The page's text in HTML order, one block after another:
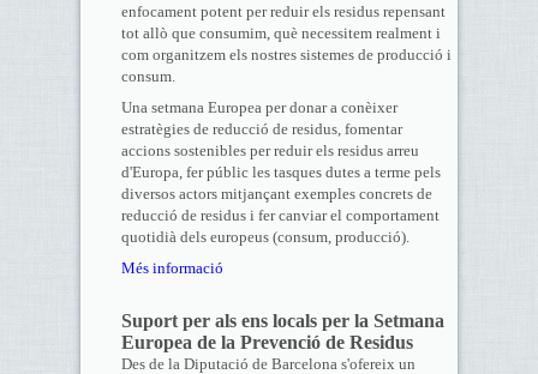
enfocament potent per reduir els residus repensant
tot allò que consumim, què necessitem realment i
com organitzem els nostres sistemes de producció i
consum.
Una setmana Europea per donar a conèixer
estratègies de reducció de residus, fomentar
accions sostenibles per reduir els residus arreu
d'Europa, fer públic les tasques dutes a terme pels
diversos actors mitjançant exemples concrets de
reducció de residus i fer canviar el comportament
quotidià dels europeus (consum, producció).
Més informació
Suport per als ens locals per la Setmana
Europea de la Prevenció de Residus
Des de la Diputació de Barcelona s'ofereix un